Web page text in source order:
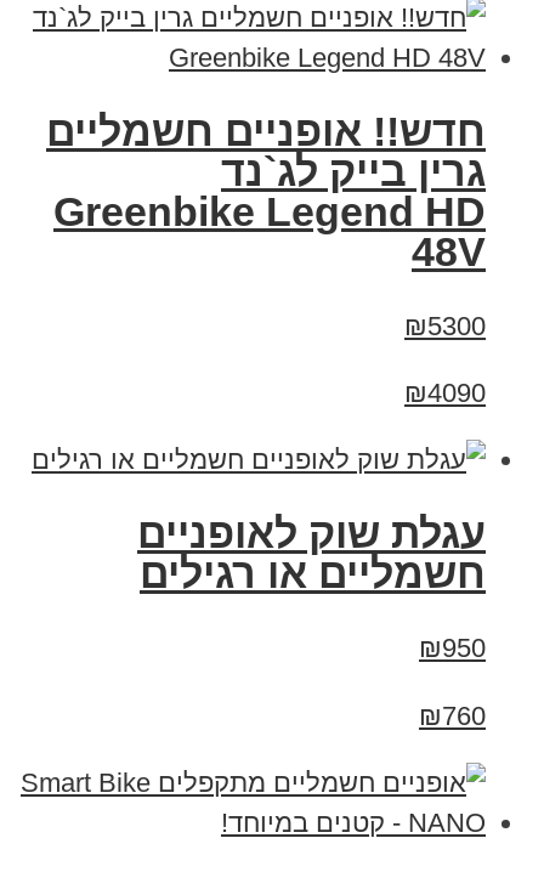
חדש!! אופניים חשמליים
גרין בייק לג`נד
Greenbike Legend HD
48V
₪5300
₪4090
עגלת שוק לאופניים
חשמליים או רגילים
₪950
₪760